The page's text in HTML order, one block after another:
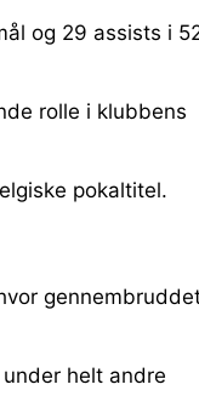
og 29 assists i
rolle i klubbens
pokaltitel.
helt andre